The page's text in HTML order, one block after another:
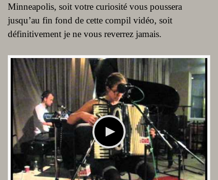
Minneapolis, soit votre curiosité vous poussera
jusqu’au fin fond de cette compil vidéo, soit
définitivement je ne vous reverrez jamais.